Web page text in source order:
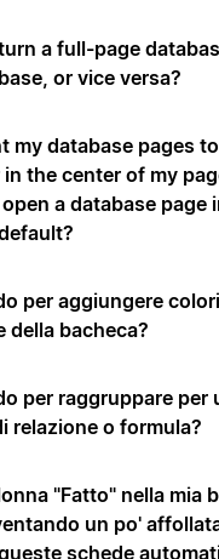
a full-page
or vice versa?
my database pages
the center of my
a database page
per aggiungere
della bacheca?
per raggruppare per
relazione o formula?
"Fatto" nella mia
un po'
schede